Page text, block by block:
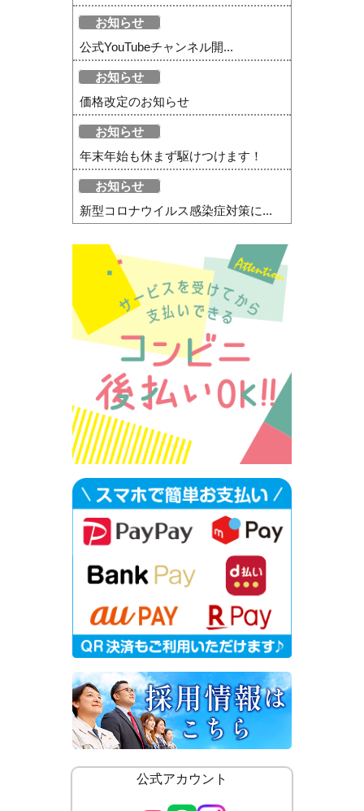
お知らせ
公式YouTubeチャンネル開...
お知らせ
価格改定のお知らせ
お知らせ
年末年始も休まず駆けつけます！
お知らせ
新型コロナウイルス感染症対策に...
公式アカウント